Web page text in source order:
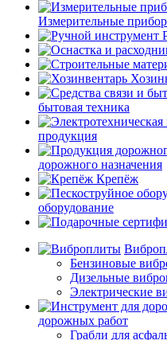
Измерительные
бытовая техника
продукция
дорожного назначения
Крепёж
оборудование
Бензиновые
Дизельные
Электрические
дорожных работ
Грабли для